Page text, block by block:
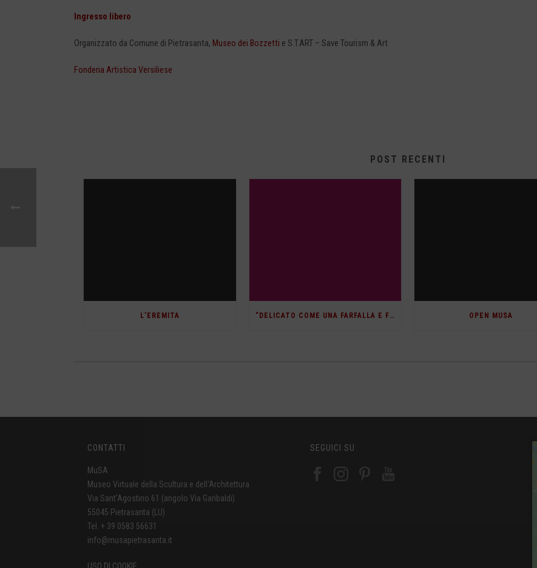
Ingresso libero
Organizzato da Comune di Pietrasanta, Museo dei Bozzetti e S.T.ART – Save Tourism & Art
Fonderia Artistica Versiliese
POST RECENTI
L’EREMITA “DELICATO COME UNA FARFALLA E FIERO COME UN’AQUILA” OPEN MUSA
CONTATTI
MuSA
Museo Virtuale della Scultura e dell'Architettura
Via Sant'Agostino 61 (angolo Via Garibaldi)
55045 Pietrasanta (LU)
Tel. + 39 0583 56631
info@musapietrasanta.it
SEGUICI SU